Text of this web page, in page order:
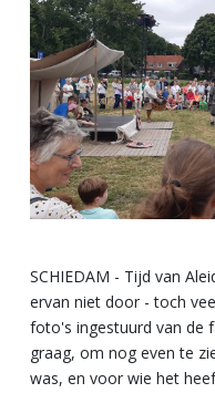
SCHIEDAM - Tijd van
ervan niet door - toch
foto's ingestuurd van de
graag, om nog even te
was, en voor wie het